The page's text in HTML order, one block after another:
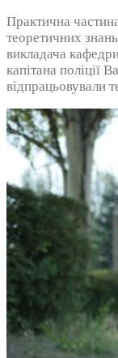
Практична
теоретичних
викладача
капітана поліції
відпрацьовували